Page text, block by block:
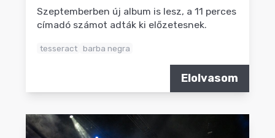
Szeptemberben új album is lesz, a 11 perces
címadó számot adták ki előzetesnek.
tesseract barba negra
Elolvasom